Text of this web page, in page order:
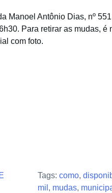
Manoel Antônio Dias, nº
Para retirar as mudas, é
com foto.
Tags: como,
mil , mudas,